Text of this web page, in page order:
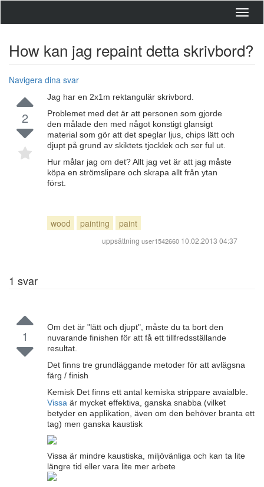
How kan jag repaint detta skrivbord?
Navigera dina svar
2
Jag har en 2x1m rektangulär skrivbord.
Problemet med det är att personen som gjorde
den målade den med något konstigt glansigt
material som gör att det speglar ljus, chips lätt och
djupt på grund av skiktets tjocklek och ser ful ut.
Hur målar jag om det? Allt jag vet är att jag måste
köpa en strömslipare och skrapa allt från ytan
först.
wood painting paint
uppsättning user1542660 10.02.2013 04:37
1 svar
1
Om det är "lätt och djupt", måste du ta bort den
nuvarande finishen för att få ett tillfredsställande
resultat.
Det finns tre grundläggande metoder för att avlägsna
färg / finish
Kemisk Det finns ett antal kemiska strippare avaialble.
Vissa är mycket effektiva, ganska snabba (vilket
betyder en applikation, även om den behöver branta ett
tag) men ganska kaustisk
Vissa är mindre kaustiska, miljövänliga och kan ta lite
längre tid eller vara lite mer arbete